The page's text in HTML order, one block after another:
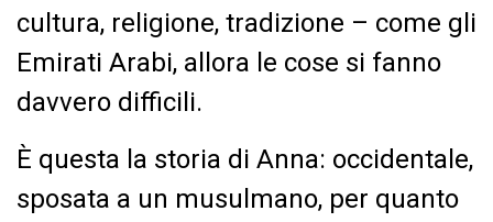
cultura, religione, tradizione – come gli
Emirati Arabi, allora le cose si fanno
davvero difficili.
È questa la storia di Anna: occidentale,
sposata a un musulmano, per quanto